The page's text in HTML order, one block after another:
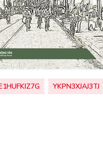
YKPN3XJAJ3TJ